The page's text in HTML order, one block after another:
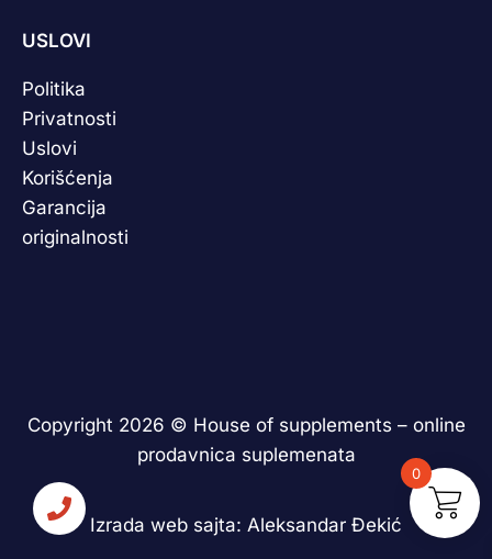
USLOVI
Politika
Privatnosti
Uslovi
Korišćenja
Garancija
originalnosti
Copyright 2026 © House of supplements – online
prodavnica suplemenata
Izrada web sajta: Aleksandar Đekić
0